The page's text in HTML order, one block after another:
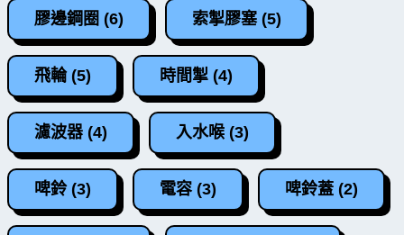
膠邊鋼圈 (6) 索掣膠塞 (5)
飛輪 (5) 時間掣 (4)
濾波器 (4) 入水喉 (3)
啤鈴 (3) 電容 (3) 啤鈴蓋 (2)